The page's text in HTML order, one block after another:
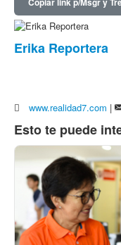
Erika Reportera
www.realidad7.com |
Esto te puede